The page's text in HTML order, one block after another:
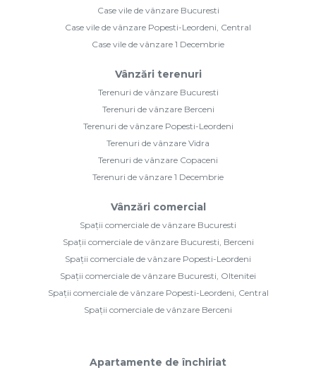
Case vile de vânzare Bucuresti
Case vile de vânzare Popesti-Leordeni, Central
Case vile de vânzare 1 Decembrie
Vânzări terenuri
Terenuri de vânzare Bucuresti
Terenuri de vânzare Berceni
Terenuri de vânzare Popesti-Leordeni
Terenuri de vânzare Vidra
Terenuri de vânzare Copaceni
Terenuri de vânzare 1 Decembrie
Vânzări comercial
Spații comerciale de vânzare Bucuresti
Spații comerciale de vânzare Bucuresti, Berceni
Spații comerciale de vânzare Popesti-Leordeni
Spații comerciale de vânzare Bucuresti, Oltenitei
Spații comerciale de vânzare Popesti-Leordeni, Central
Spații comerciale de vânzare Berceni
Apartamente de închiriat